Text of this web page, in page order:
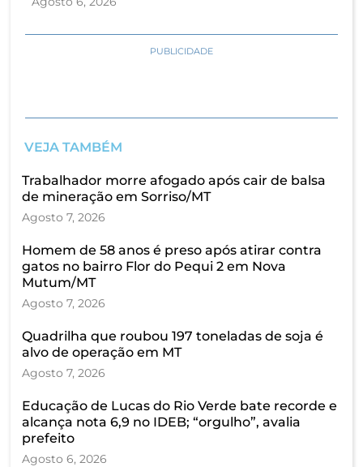
PUBLICIDADE
VEJA TAMBÉM
Trabalhador morre afogado após cair de balsa
de mineração em Sorriso/MT
Agosto 7, 2026
Homem de 58 anos é preso após atirar contra
gatos no bairro Flor do Pequi 2 em Nova
Mutum/MT
Agosto 7, 2026
Quadrilha que roubou 197 toneladas de soja é
alvo de operação em MT
Agosto 7, 2026
Educação de Lucas do Rio Verde bate recorde e
alcança nota 6,9 no IDEB; “orgulho”, avalia
prefeito
Agosto 6, 2026